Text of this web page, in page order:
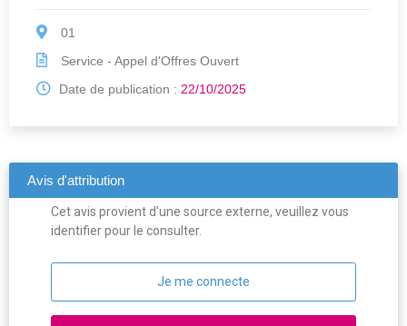
01
Service - Appel d'Offres Ouvert
Date de publication : 22/10/2025
Avis d'attribution
Cet avis provient d'une source externe, veuillez vous
identifier pour le consulter.
Je me connecte